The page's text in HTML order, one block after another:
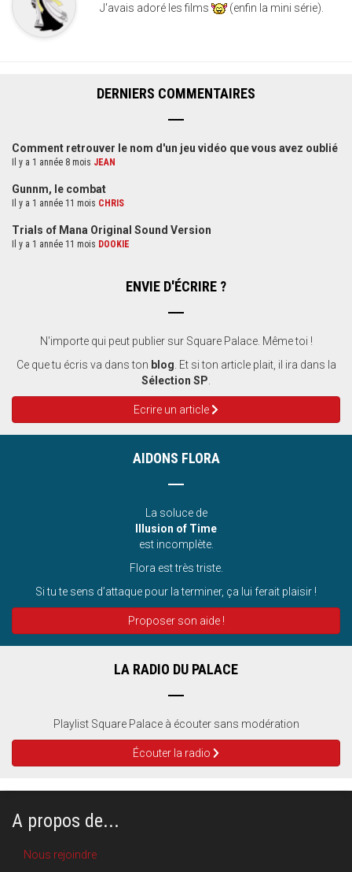
J'avais adoré les films (enfin la mini série).
DERNIERS COMMENTAIRES
Comment retrouver le nom d'un jeu vidéo que vous avez oublié
Il y a 1 année 8 mois JEAN
Gunnm, le combat
Il y a 1 année 11 mois CHRIS
Trials of Mana Original Sound Version
Il y a 1 année 11 mois DOOKIE
ENVIE D'ÉCRIRE ?
N'importe qui peut publier sur Square Palace. Même toi !
Ce que tu écris va dans ton blog . Et si ton article plait, il ira dans la
Sélection SP
Ecrire un article
AIDONS FLORA
La soluce de
Illusion of Time
est incomplète.
Flora est très triste.
Si tu te sens d’attaque pour la terminer, ça lui ferait plaisir !
Proposer son aide !
LA RADIO DU PALACE
Playlist Square Palace à écouter sans modération
Écouter la radio
A propos de...
Nous rejoindre